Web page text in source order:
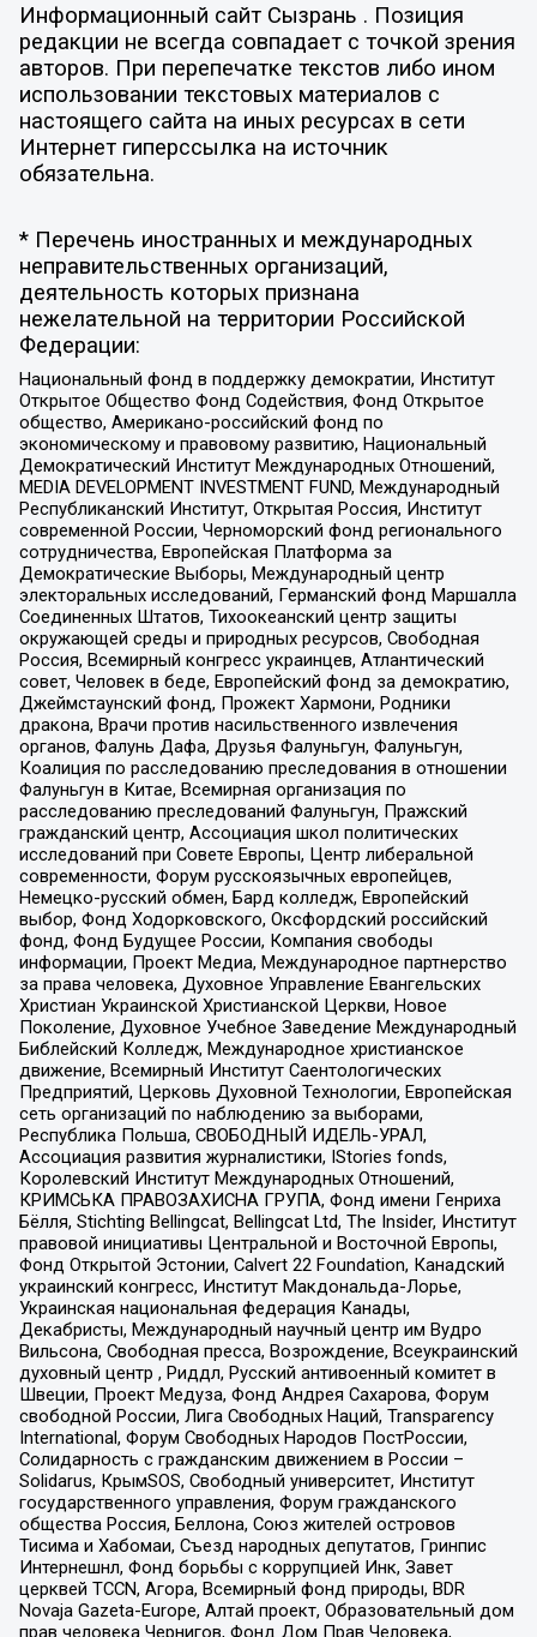
Информационный сайт Сызрань . Позиция
редакции не всегда совпадает с точкой зрения
авторов. При перепечатке текстов либо ином
использовании текстовых материалов с
настоящего сайта на иных ресурсах в сети
Интернет гиперссылка на источник
обязательна.
* Перечень иностранных и международных
неправительственных организаций,
деятельность которых признана
нежелательной на территории Российской
Федерации:
Национальный фонд в поддержку демократии, Институт
Открытое Общество Фонд Содействия, Фонд Открытое
общество, Американо-российский фонд по
экономическому и правовому развитию, Национальный
Демократический Институт Международных Отношений,
MEDIA DEVELOPMENT INVESTMENT FUND, Международный
Республиканский Институт, Открытая Россия, Институт
современной России, Черноморский фонд регионального
сотрудничества, Европейская Платформа за
Демократические Выборы, Международный центр
электоральных исследований, Германский фонд Маршалла
Соединенных Штатов, Тихоокеанский центр защиты
окружающей среды и природных ресурсов, Свободная
Россия, Всемирный конгресс украинцев, Атлантический
совет, Человек в беде, Европейский фонд за демократию,
Джеймстаунский фонд, Прожект Хармони, Родники
дракона, Врачи против насильственного извлечения
органов, Фалунь Дафа, Друзья Фалуньгун, Фалуньгун,
Коалиция по расследованию преследования в отношении
Фалуньгун в Китае, Всемирная организация по
расследованию преследований Фалуньгун, Пражский
гражданский центр, Ассоциация школ политических
исследований при Совете Европы, Центр либеральной
современности, Форум русскоязычных европейцев,
Немецко-русский обмен, Бард колледж, Европейский
выбор, Фонд Ходорковского, Оксфордский российский
фонд, Фонд Будущее России, Компания свободы
информации, Проект Медиа, Международное партнерство
за права человека, Духовное Управление Евангельских
Христиан Украинской Христианской Церкви, Новое
Поколение, Духовное Учебное Заведение Международный
Библейский Колледж, Международное христианское
движение, Всемирный Институт Саентологических
Предприятий, Церковь Духовной Технологии, Европейская
сеть организаций по наблюдению за выборами,
Республика Польша, СВОБОДНЫЙ ИДЕЛЬ-УРАЛ,
Ассоциация развития журналистики, IStories fonds,
Королевский Институт Международных Отношений,
КРИМСЬКА ПРАВОЗАХИСНА ГРУПА, Фонд имени Генриха
Бёлля, Stichting Bellingcat, Bellingcat Ltd, The Insider, Институт
правовой инициативы Центральной и Восточной Европы,
Фонд Открытой Эстонии, Calvert 22 Foundation, Канадский
украинский конгресс, Институт Макдональда-Лорье,
Украинская национальная федерация Канады,
Декабристы, Международный научный центр им Вудро
Вильсона, Свободная пресса, Возрождение, Всеукраинский
духовный центр , Риддл, Русский антивоенный комитет в
Швеции, Проект Медуза, Фонд Андрея Сахарова, Форум
свободной России, Лига Свободных Наций, Transparеncy
International, Форум Свободных Народов ПостРоссии,
Солидарность с гражданским движением в России –
Solidarus, КрымSOS, Свободный университет, Институт
государственного управления, Форум гражданского
общества Россия, Беллона, Союз жителей островов
Тисима и Хабомаи, Съезд народных депутатов, Гринпис
Интернешнл, Фонд борьбы с коррупцией Инк, Завет
церквей TCCN, Агора, Всемирный фонд природы, BDR
Novaja Gazeta-Europe, Алтай проект, Образовательный дом
прав человека Чернигов, Фонд Дом Прав Человека,